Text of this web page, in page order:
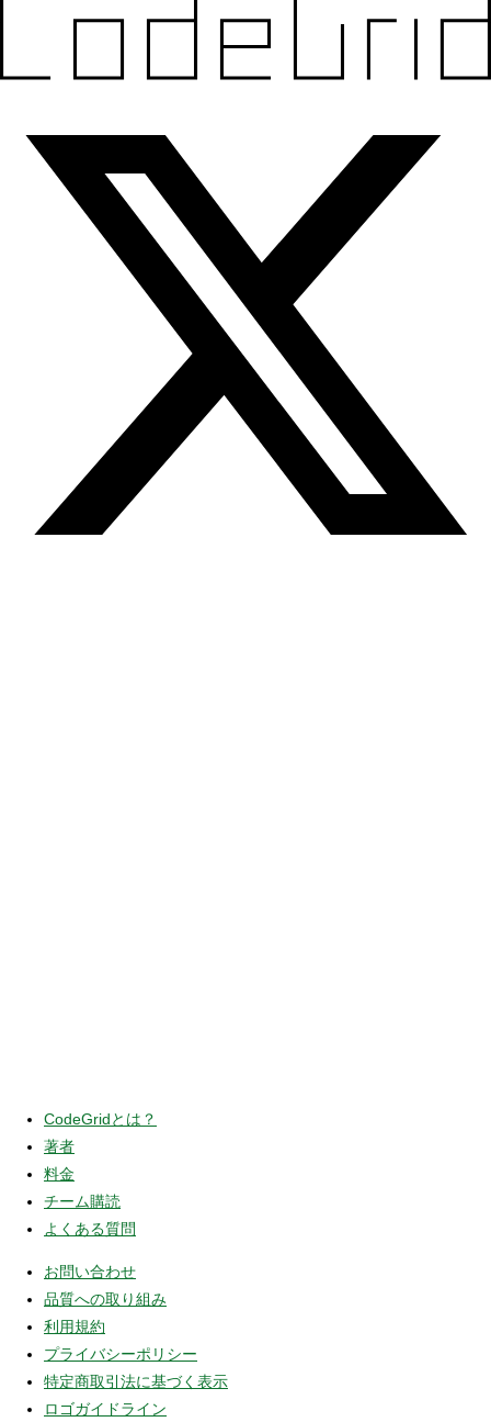
CodeGridとは？
著者
料金
チーム購読
よくある質問
お問い合わせ
品質への取り組み
利用規約
プライバシーポリシー
特定商取引法に基づく表示
ロゴガイドライン